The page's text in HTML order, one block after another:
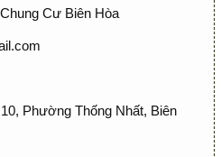
Chung Cư Biên Hòa
Phường Thống Nhất, Biên